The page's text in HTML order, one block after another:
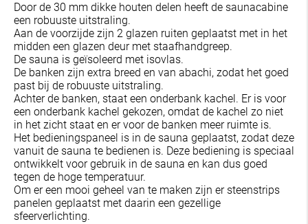
Door de 30 mm dikke houten delen heeft de saunacabine
een robuuste uitstraling.
Aan de voorzijde zijn 2 glazen ruiten geplaatst met in het
midden een glazen deur met staafhandgreep.
De sauna is geïsoleerd met isovlas.
De banken zijn extra breed en van abachi, zodat het goed
past bij de robuuste uitstraling.
Achter de banken, staat een onderbank kachel. Er is voor
een onderbank kachel gekozen, omdat de kachel zo niet
in het zicht staat en er voor de banken meer ruimte is.
Het bedieningspaneel is in de sauna geplaatst, zodat deze
vanuit de sauna te bedienen is. Deze bediening is speciaal
ontwikkelt voor gebruik in de sauna en kan dus goed
tegen de hoge temperatuur.
Om er een mooi geheel van te maken zijn er steenstrips
panelen geplaatst met daarin een gezellige
sfeerverlichting.